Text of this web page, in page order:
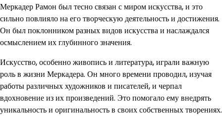
Меркадер Рамон был тесно связан с миром искусства, и это
сильно повлияло на его творческую деятельность и достижения.
Он был поклонником разных видов искусства и наслаждался
осмыслением их глубинного значения.
Искусство, особенно живопись и литература, играли важную
роль в жизни Меркадера. Он много времени проводил, изучая
работы различных художников и писателей, и черпал
вдохновение из их произведений. Это помогало ему внедрять
уникальность и оригинальность в своих собственных творениях.